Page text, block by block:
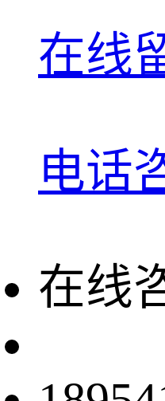
在线
电话
在线